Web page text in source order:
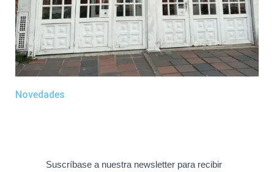
Novedades
Suscríbase a nuestra newsletter para recibir